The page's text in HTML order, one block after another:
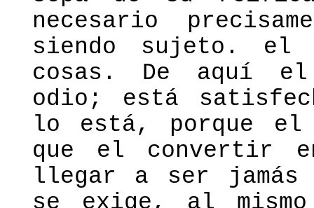
necesario
siendo sujeto. el
cosas. De aquí
odio; está
lo está, porque
que el convertir
llegar a ser jamás
se exige, al